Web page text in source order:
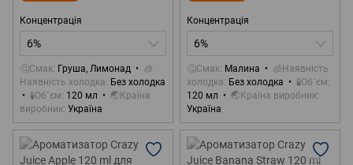
Концентрація
6%
🤔Смак Груша, Лимонад
🧊
Наявність холодка
Без холодка
🧪Об`єм 120 мл
🌏Країна
виробник Україна
Концентрація
6%
🤔Смак Малина
🧊Наявність
холодка
Без холодка
🧪Об`єм
120 мл
🌏Країна виробник
Україна